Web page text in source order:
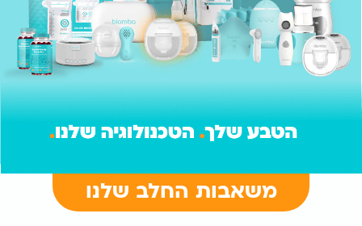
משאבות החלב שלנו